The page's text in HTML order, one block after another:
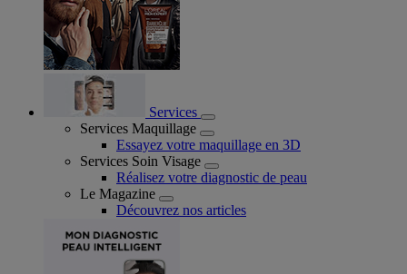
Services
Services Maquillage
Essayez votre maquillage en 3D
Services Soin Visage
Réalisez votre diagnostic de peau
Le Magazine
Découvrez nos articles